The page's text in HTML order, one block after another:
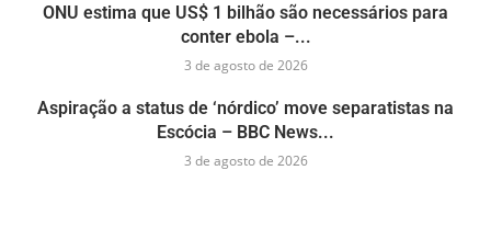
ONU estima que US$ 1 bilhão são necessários para
conter ebola –...
3 de agosto de 2026
Aspiração a status de ‘nórdico’ move separatistas na
Escócia – BBC News...
3 de agosto de 2026